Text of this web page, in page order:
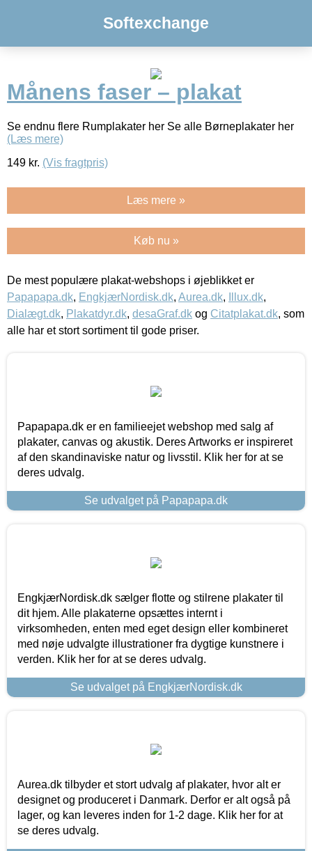
Softexchange
Månens faser – plakat
Se endnu flere Rumplakater her Se alle Børneplakater her
(Læs mere)
149 kr. (Vis fragtpris)
Læs mere »
Køb nu »
De mest populære plakat-webshops i øjeblikket er
Papapapa.dk, EngkjærNordisk.dk, Aurea.dk, Illux.dk,
Dialægt.dk, Plakatdyr.dk, desaGraf.dk og Citatplakat.dk, som
alle har et stort sortiment til gode priser.
Papapapa.dk er en familieejet webshop med salg af
plakater, canvas og akustik. Deres Artworks er inspireret
af den skandinaviske natur og livsstil. Klik her for at se
deres udvalg.
Se udvalget på Papapapa.dk
EngkjærNordisk.dk sælger flotte og stilrene plakater til
dit hjem. Alle plakaterne opsættes internt i
virksomheden, enten med eget design eller kombineret
med nøje udvalgte illustrationer fra dygtige kunstnere i
verden. Klik her for at se deres udvalg.
Se udvalget på EngkjærNordisk.dk
Aurea.dk tilbyder et stort udvalg af plakater, hvor alt er
designet og produceret i Danmark. Derfor er alt også på
lager, og kan leveres inden for 1-2 dage. Klik her for at
se deres udvalg.